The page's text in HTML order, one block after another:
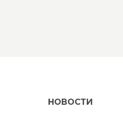
НОВОСТИ